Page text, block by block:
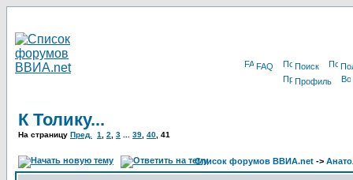
FAQ Поиск
Профиль
К Толику...
На страницу Пред. 1 2 3 39 40 41
Список форумов ВВИА.net ->